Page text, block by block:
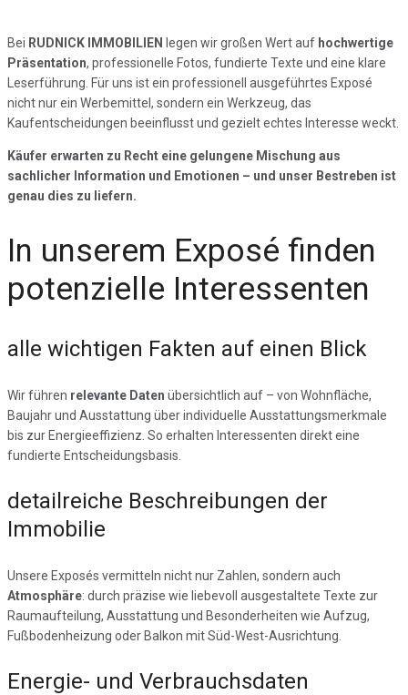
Bei RUDNICK IMMOBILIEN legen wir großen Wert auf hochwertige
Präsentation, professionelle Fotos, fundierte Texte und eine klare
Leserführung. Für uns ist ein professionell ausgeführtes Exposé
nicht nur ein Werbemittel, sondern ein Werkzeug, das
Kaufentscheidungen beeinflusst und gezielt echtes Interesse weckt.
Käufer erwarten zu Recht eine gelungene Mischung aus
sachlicher Information und Emotionen – und unser Bestreben ist
genau dies zu liefern.
In unserem Exposé finden
potenzielle Interessenten
alle wichtigen Fakten auf einen Blick
Wir führen relevante Daten übersichtlich auf – von Wohnfläche,
Baujahr und Ausstattung über individuelle Ausstattungsmerkmale
bis zur Energieeffizienz. So erhalten Interessenten direkt eine
fundierte Entscheidungsbasis.
detailreiche Beschreibungen der
Immobilie
Unsere Exposés vermitteln nicht nur Zahlen, sondern auch
Atmosphäre: durch präzise wie liebevoll ausgestaltete Texte zur
Raumaufteilung, Ausstattung und Besonderheiten wie Aufzug,
Fußbodenheizung oder Balkon mit Süd-West-Ausrichtung.
Energie- und Verbrauchsdaten